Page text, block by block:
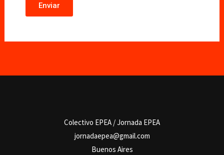
Enviar
Colectivo EPEA / Jornada EPEA
jornadaepea@gmail.com
Buenos Aires